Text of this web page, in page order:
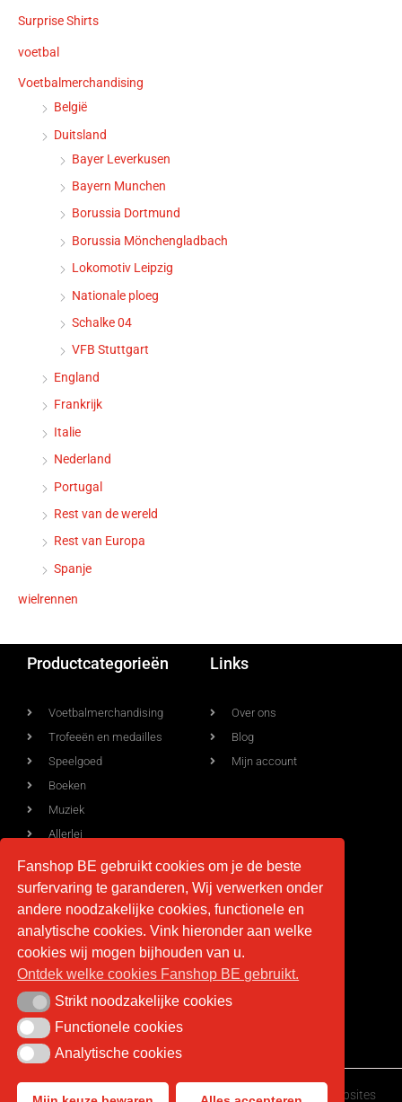
Surprise Shirts
voetbal
Voetbalmerchandising
België
Duitsland
Bayer Leverkusen
Bayern Munchen
Borussia Dortmund
Borussia Mönchengladbach
Lokomotiv Leipzig
Nationale ploeg
Schalke 04
VFB Stuttgart
England
Frankrijk
Italie
Nederland
Portugal
Rest van de wereld
Rest van Europa
Spanje
wielrennen
Productcategorieën
Voetbalmerchandising
Trofeeën en medailles
Speelgoed
Boeken
Muziek
Allerlei
Links
Over ons
Blog
Mijn account
Voorwaarden
Levering
Privacy
Retourneren
Algemene voorwaarden
Contact
info@fan-shop.be
BTW BE 0879.850.673
Fan-shop.be © Copyright 2026 | Gemaakt door HappyWebsites
Fanshop BE gebruikt cookies om je de beste
surfervaring te garanderen, Wij verwerken onder
andere noodzakelijke cookies, functionele en
analytische cookies. Vink hieronder aan welke
cookies wij mogen bijhouden van u.
Ontdek welke cookies Fanshop BE gebruikt.
Strikt noodzakelijke cookies
Strikt noodzakelijke cookies
Functionele cookies
Functionele cookies
Analytische cookies
Analytische cookies